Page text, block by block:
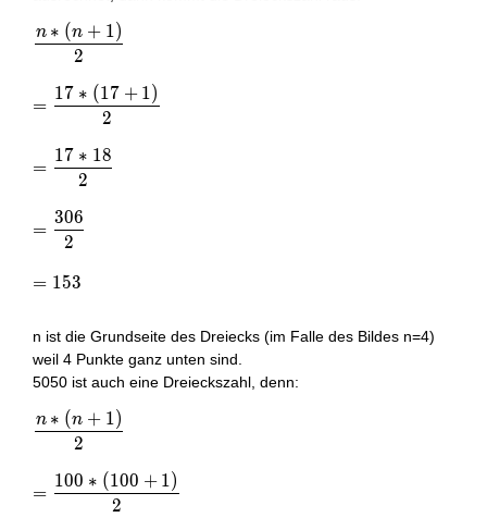
\frac { n*(n+1) }{ 2 } \\ \\ =\frac { 17*(17+1) }{
2
n ∗ (n + 1)
=
2
17 ∗ (17 + 1)
=
2
17 ∗ 18
=
2
306
= 153
n ist die Grundseite des Dreiecks (im Falle des Bildes n=4)
weil 4 Punkte ganz unten sind.
5050 ist auch eine Dreieckszahl, denn:
\frac { n*(n+1) }{ 2 } \\ \\ =\frac { 100*(100+1)
2
n ∗ (n + 1)
=
2
100 ∗ (100 + 1)